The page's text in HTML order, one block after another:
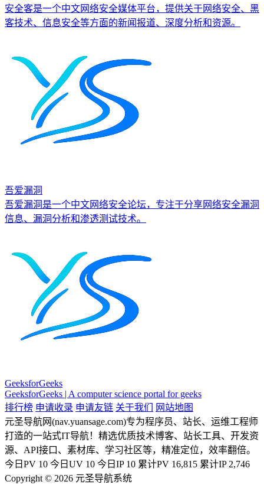
安全客是一个中文网络安全媒体平台，提供关于网络安全、黑
客技术、信息安全等方面的新闻报道、深度分析和资源。
吾爱漏洞
吾爱漏洞是一个中文网络安全论坛，专注于分享网络安全漏洞
信息、漏洞分析和渗透测试技术。
GeeksforGeeks
GeeksforGeeks | A computer science portal for geeks
排行榜 申请收录 申请友链 关于我们
网站地图
元圣导航网(nav.yuansage.com)专为程序员、站长、运维工程师
打造的一站式IT导航！精选优质技术博客、站长工具、开发资
源、API接口、素材库、学习社区等，精准定位，效率翻倍。
今日PV 10 今日UV 10 今日IP 10 累计PV 16,815 累计IP 2,746
Copyright © 2026 元圣导航系统